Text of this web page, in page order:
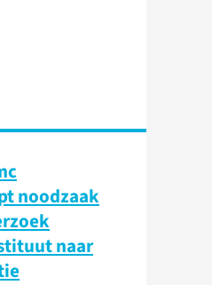
noodzaak
naar